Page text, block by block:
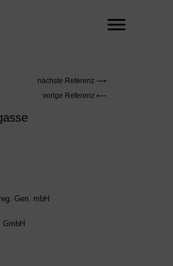
nächste Referenz ⟶
vorige Referenz ⟵
Gen. mbH
GmbH